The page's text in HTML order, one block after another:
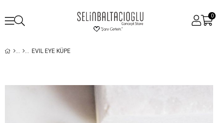
0
EVIL EYE KÜPE